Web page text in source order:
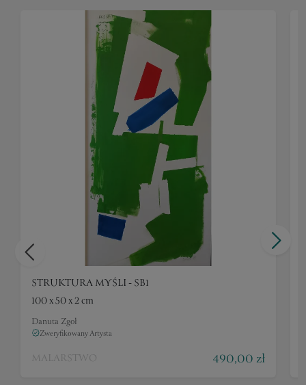
STRUKTURA MYŚLI - SB1
100 x 50 x 2 cm
Danuta Zgoł
Zweryfikowany Artysta
MALARSTWO 490,00 zł